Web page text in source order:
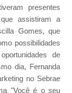
presentes
assistiram a
Gomes, que
possibilidades
de
dia, Fernanda
no Sebrae
"Você é o seu